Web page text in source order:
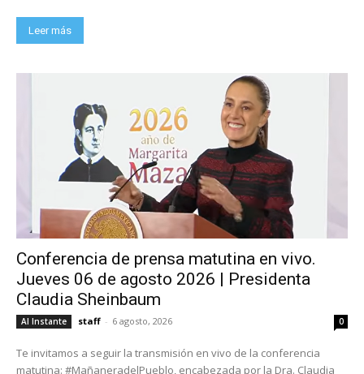
Leer más
Conferencia de prensa matutina en vivo.
Jueves 06 de agosto 2026 | Presidenta
Claudia Sheinbaum
Al Instante staff - 6 agosto, 2026 0
Te invitamos a seguir la transmisión en vivo de la conferencia
matutina: #MañaneradelPueblo, encabezada por la Dra. Claudia